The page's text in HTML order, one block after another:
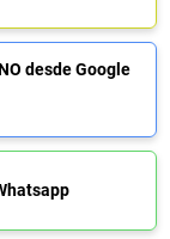
desde Google